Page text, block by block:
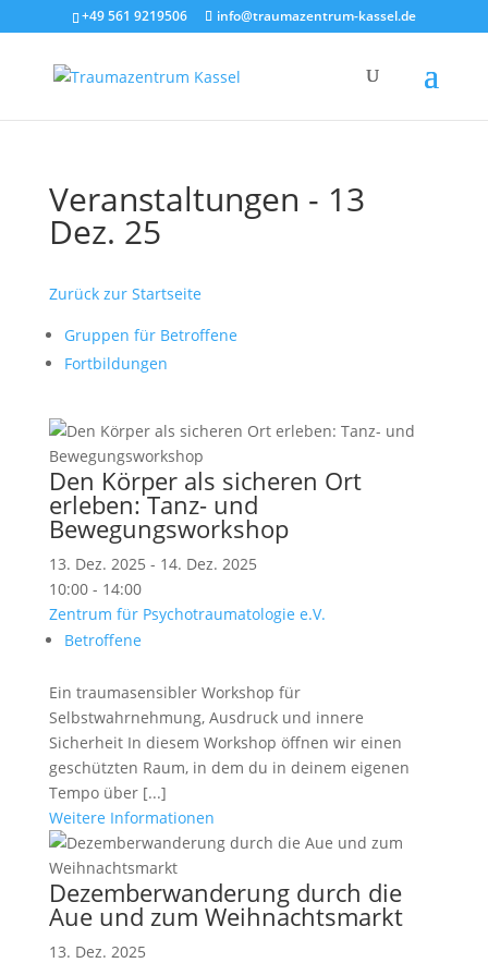
+49 561 9219506 info@traumazentrum-kassel.de
Veranstaltungen - 13
Dez. 25
Zurück zur Startseite
Gruppen für Betroffene
Fortbildungen
Den Körper als sicheren Ort
erleben: Tanz- und
Bewegungsworkshop
13. Dez. 2025 - 14. Dez. 2025
10:00 - 14:00
Zentrum für Psychotraumatologie e.V.
Betroffene
Ein traumasensibler Workshop für
Selbstwahrnehmung, Ausdruck und innere
Sicherheit In diesem Workshop öffnen wir einen
geschützten Raum, in dem du in deinem eigenen
Tempo über [...]
Weitere Informationen
Dezemberwanderung durch die
Aue und zum Weihnachtsmarkt
13. Dez. 2025